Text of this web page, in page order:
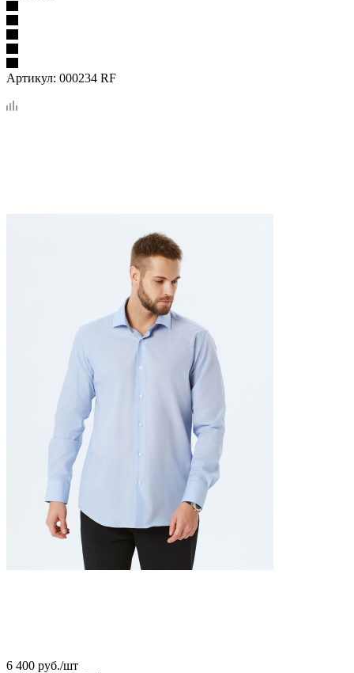
Артикул: 000234 RF
6 400 руб./шт